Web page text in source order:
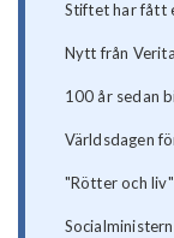
Stiftet har fått
Nytt från
100 år sedan
Världsdagen
"Rötter och